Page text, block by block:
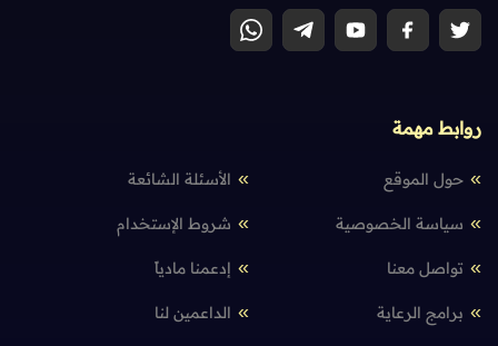
روابط مهمة
حول الموقع الأسئلة الشائعة
سياسة الخصوصية شروط الإستخدام
تواصل معنا إدعمنا مادياً
برامج الرعاية الداعمين لنا